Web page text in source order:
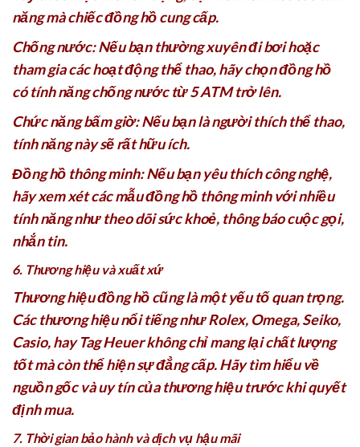
năng mà chiếc đồng hồ cung cấp.
Chống nước: Nếu bạn thường xuyên đi bơi hoặc
tham gia các hoạt động thể thao, hãy chọn đồng hồ
có tính năng chống nước từ 5 ATM trở lên.
Chức năng bấm giờ: Nếu bạn là người thích thể thao,
tính năng này sẽ rất hữu ích.
Đồng hồ thông minh: Nếu bạn yêu thích công nghệ,
hãy xem xét các mẫu đồng hồ thông minh với nhiều
tính năng như theo dõi sức khoẻ, thông báo cuộc gọi,
nhắn tin.
6. Thương hiệu và xuất xứ
Thương hiệu đồng hồ cũng là một yếu tố quan trọng.
Các thương hiệu nổi tiếng như Rolex, Omega, Seiko,
Casio, hay Tag Heuer không chỉ mang lại chất lượng
tốt mà còn thể hiện sự đẳng cấp. Hãy tìm hiểu về
nguồn gốc và uy tín của thương hiệu trước khi quyết
định mua.
7. Thời gian bảo hành và dịch vụ hậu mãi